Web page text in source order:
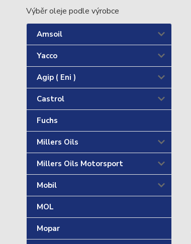
Výběr oleje podle výrobce
Amsoil
Yacco
Agip ( Eni )
Castrol
Fuchs
Millers Oils
Millers Oils Motorsport
Mobil
MOL
Mopar